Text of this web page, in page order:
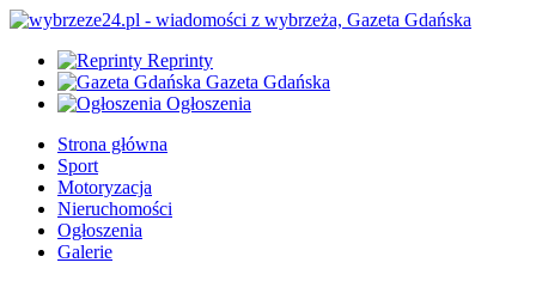
Reprinty
Gazeta Gdańska
Ogłoszenia
Strona główna
Sport
Motoryzacja
Nieruchomości
Ogłoszenia
Galerie